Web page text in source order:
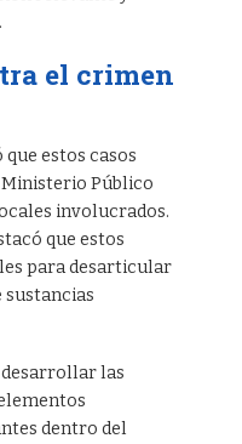
el crimen
estos casos
Público
involucrados.
que estos
para desarticular
sustancias
las
dentro del